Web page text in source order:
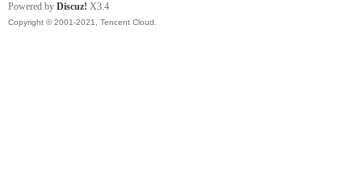
Powered by Discuz! X3.4
Copyright © 2001-2021, Tencent Cloud.